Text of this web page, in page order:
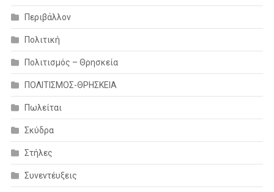
Περιβάλλον
Πολιτική
Πολιτισμός – Θρησκεία
ΠΟΛΙΤΙΣΜΟΣ-ΘΡΗΣΚΕΙΑ
Πωλείται
Σκύδρα
Στήλες
Συνεντέυξεις